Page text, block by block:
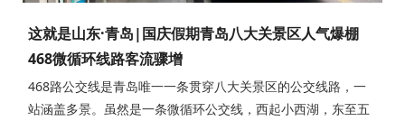
这就是山东·青岛|国庆假期青岛八大关景区人气爆棚
468微循环线路客流骤增
468路公交线是青岛唯一一条贯穿八大关景区的公交线路，一
站涵盖多景。虽然是一条微循环公交线，西起小西湖，东至五